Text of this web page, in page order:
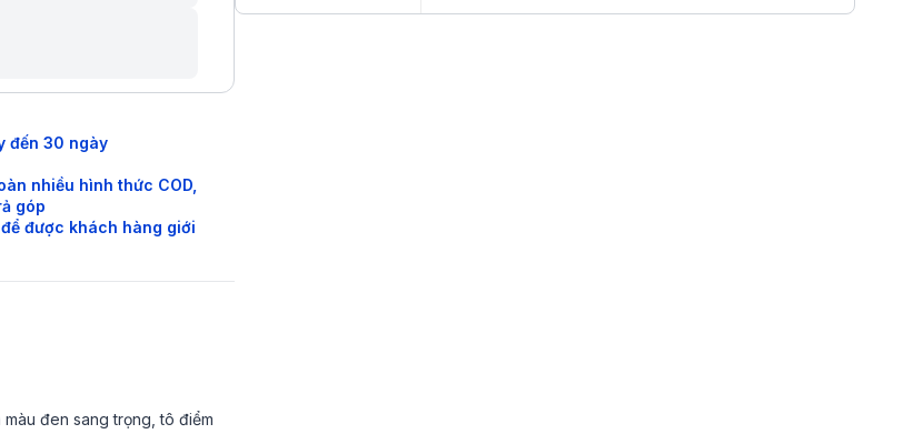
đến 30 ngày
nhiều hình thức COD,
góp
được khách hàng giới
màu đen sang trọng, tô điểm